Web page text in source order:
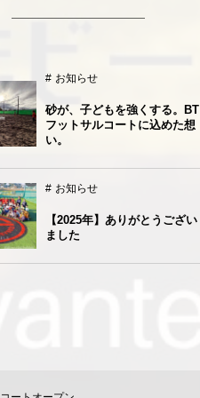
お知らせ
砂が、子どもを強くする。BT
フットサルコートに込めた想
い。
お知らせ
【2025年】ありがとうござい
ました